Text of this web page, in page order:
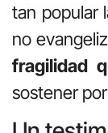
tan popular
no
fragilidad
sostener